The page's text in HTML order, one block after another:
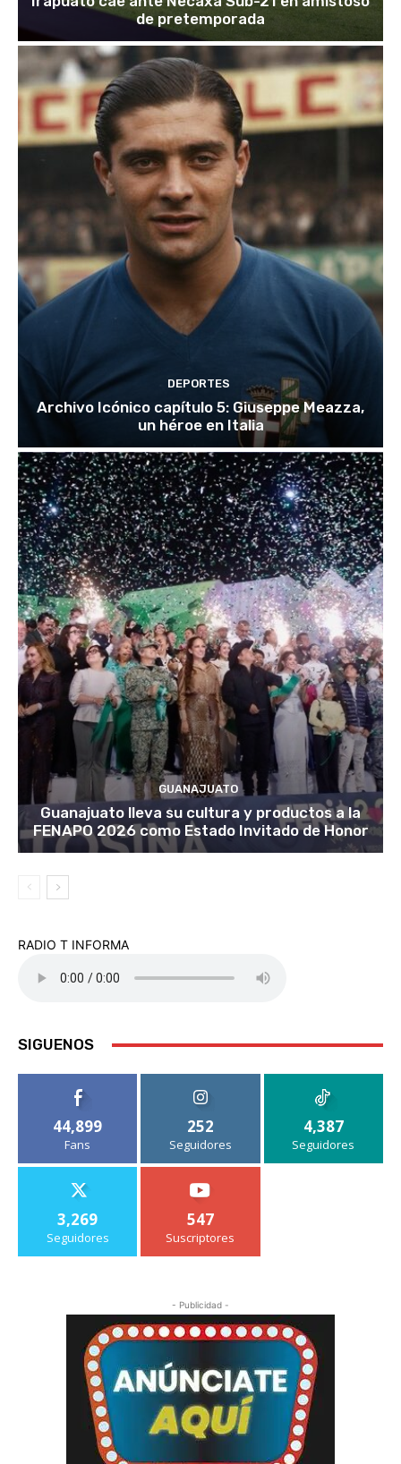
de pretemporada
DEPORTES
Archivo Icónico capítulo 5: Giuseppe Meazza,
un héroe en Italia
GUANAJUATO
Guanajuato lleva su cultura y productos a la
FENAPO 2026 como Estado Invitado de Honor
RADIO T INFORMA
SIGUENOS
44,899
Fans
252
Seguidores
4,387
Seguidores
3,269
Seguidores
547
Suscriptores
- Publicidad -